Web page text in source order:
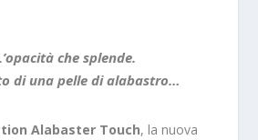
che splende.
di una pelle di alabastro…
Alabaster Touch, la nuova